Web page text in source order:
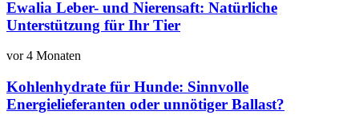
Ewalia Leber- und Nierensaft: Natürliche
Unterstützung für Ihr Tier
vor 4 Monaten
Kohlenhydrate für Hunde: Sinnvolle
Energielieferanten oder unnötiger Ballast?